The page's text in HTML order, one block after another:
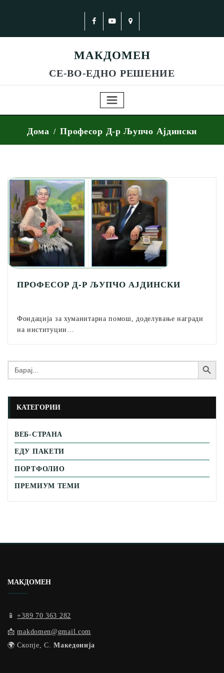
МАКДОМЕН
СЕ-ВО-ЕДНО РЕШЕНИЕ
Дома Професор Д-р Љупчо Ајдински
ПРОФЕСОР Д-Р ЉУПЧО АЈДИНСКИ
Фондација за хуманитарна помош, доделување награди
на институции…
Search
for:
Search Button
КАТЕГОРИИ
ВЕБ-СТРАНА
ЕДУ ПАКЕТИ
ПОРТФОЛИО
ПРЕМИУМ ТЕМИ
МАКДОМЕН
📱+389 70 363 282
📩makdomen@gmail.com
🌍 Скопје, С.Македонија